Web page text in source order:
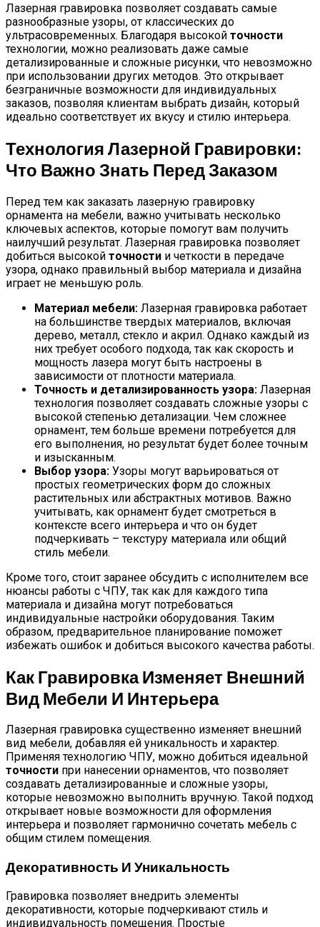
Лазерная гравировка позволяет создавать самые
разнообразные узоры, от классических до
ультрасовременных. Благодаря высокой точности
технологии, можно реализовать даже самые
детализированные и сложные рисунки, что невозможно
при использовании других методов. Это открывает
безграничные возможности для индивидуальных
заказов, позволяя клиентам выбрать дизайн, который
идеально соответствует их вкусу и стилю интерьера.
Технология Лазерной Гравировки:
Что Важно Знать Перед Заказом
Перед тем как заказать лазерную гравировку
орнамента на мебели, важно учитывать несколько
ключевых аспектов, которые помогут вам получить
наилучший результат. Лазерная гравировка позволяет
добиться высокой точности и четкости в передаче
узора, однако правильный выбор материала и дизайна
играет не меньшую роль.
Материал мебели: Лазерная гравировка работает
на большинстве твердых материалов, включая
дерево, металл, стекло и акрил. Однако каждый из
них требует особого подхода, так как скорость и
мощность лазера могут быть настроены в
зависимости от плотности материала.
Точность и детализированность узора: Лазерная
технология позволяет создавать сложные узоры с
высокой степенью детализации. Чем сложнее
орнамент, тем больше времени потребуется для
его выполнения, но результат будет более точным
и изысканным.
Выбор узора: Узоры могут варьироваться от
простых геометрических форм до сложных
растительных или абстрактных мотивов. Важно
учитывать, как орнамент будет смотреться в
контексте всего интерьера и что он будет
подчеркивать – текстуру материала или общий
стиль мебели.
Кроме того, стоит заранее обсудить с исполнителем все
нюансы работы с ЧПУ, так как для каждого типа
материала и дизайна могут потребоваться
индивидуальные настройки оборудования. Таким
образом, предварительное планирование поможет
избежать ошибок и добиться высокого качества работы.
Как Гравировка Изменяет Внешний
Вид Мебели И Интерьера
Лазерная гравировка существенно изменяет внешний
вид мебели, добавляя ей уникальность и характер.
Применяя технологию ЧПУ, можно добиться идеальной
точности при нанесении орнаментов, что позволяет
создавать детализированные и сложные узоры,
которые невозможно выполнить вручную. Такой подход
открывает новые возможности для оформления
интерьера и позволяет гармонично сочетать мебель с
общим стилем помещения.
Декоративность И Уникальность
Гравировка позволяет внедрить элементы
декоративности, которые подчеркивают стиль и
индивидуальность помещения. Простые